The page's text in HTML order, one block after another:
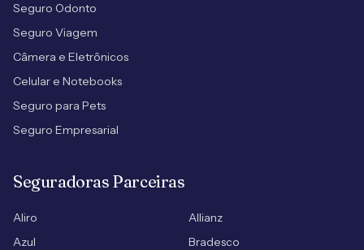
Seguro Odonto
Seguro Viagem
Câmera e Eletrônicos
Celular e Notebooks
Seguro para Pets
Seguro Empresarial
Seguradoras Parceiras
Aliro
Allianz
Azul
Bradesco